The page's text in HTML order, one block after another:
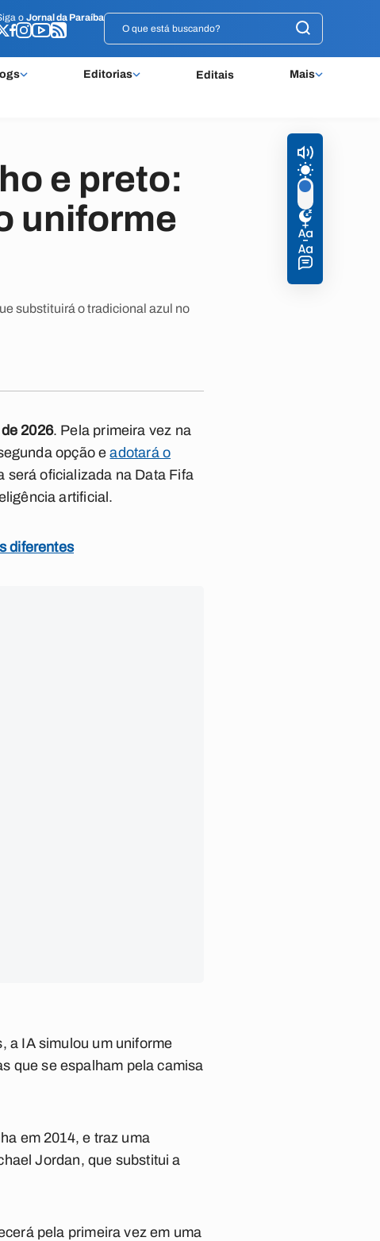
o Jornal da Paraíba
Editorias Editais Mais
o Jornal da Paraíba
e preto:
uniforme
substituirá o tradicional azul no
2026. Pela primeira vez na
opção eadotará o
será oficializada na Data Fifa
artificial.
diferentes
a IA simulou um uniforme
que se espalham pela camisa
em 2014, e traz uma
Jordan, que substitui a
pela primeira vez em uma